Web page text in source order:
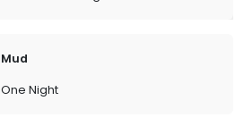
Mud
One Night